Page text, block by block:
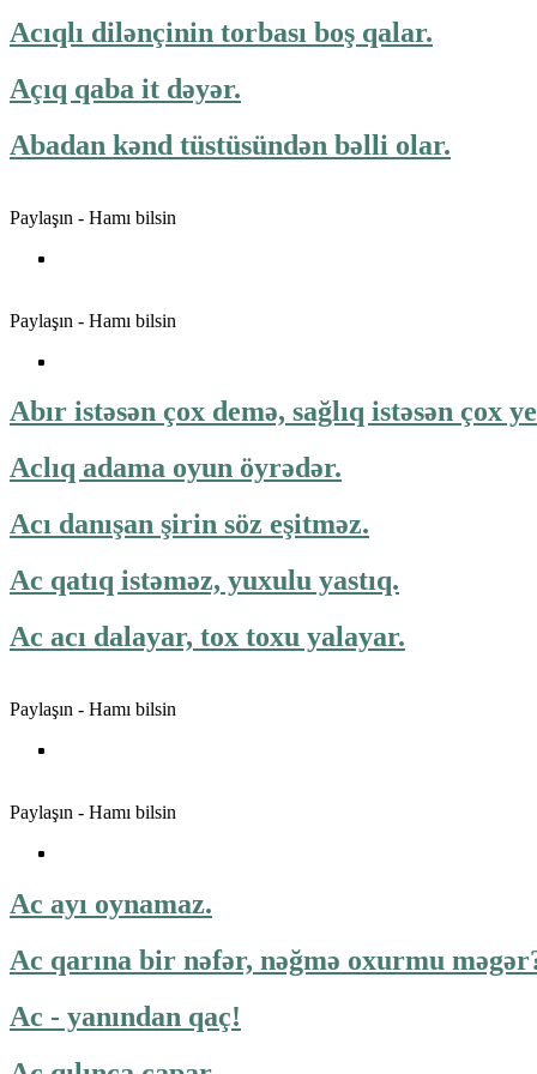
Acıqlı dilənçinin torbası boş qalar.
Açıq qaba it dəyər.
Abadan kənd tüstüsündən bəlli olar.
Paylaşın - Hamı bilsin
Paylaşın - Hamı bilsin
Abır istəsən çox demə, sağlıq istəsən çox
Aclıq adama oyun öyrədər.
Acı danışan şirin söz eşitməz.
Ac qatıq istəməz, yuxulu yastıq.
Ac acı dalayar, tox toxu yalayar.
Paylaşın - Hamı bilsin
Paylaşın - Hamı bilsin
Ac ayı oynamaz.
Ac qarına bir nəfər, nəğmə oxurmu
Ac - yanından qaç!